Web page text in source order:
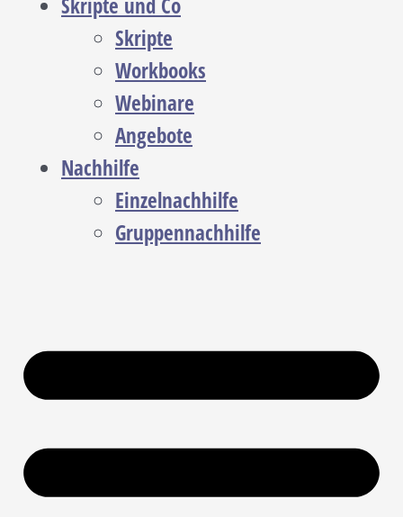
Skripte und Co
Skripte
Workbooks
Webinare
Angebote
Nachhilfe
Einzelnachhilfe
Gruppennachhilfe